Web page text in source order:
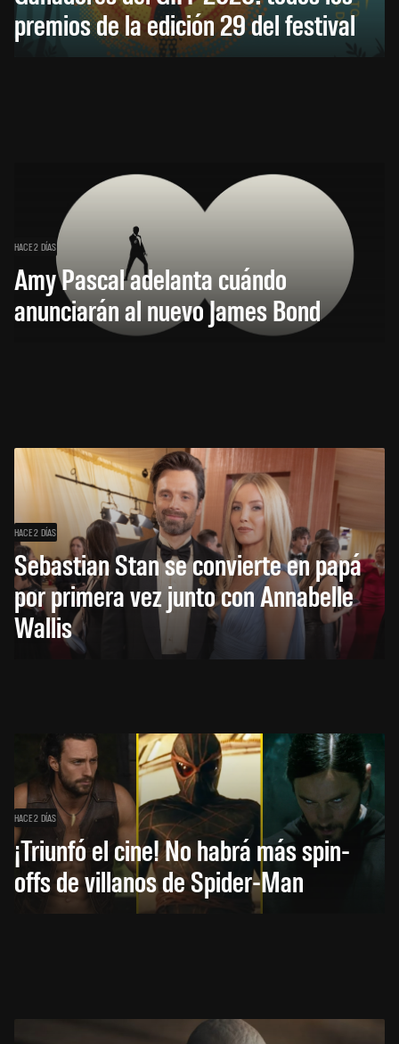
premios de la edición 29 del festival
HACE 2 DÍAS
Amy Pascal adelanta cuándo
anunciarán al nuevo James Bond
HACE 2 DÍAS
Sebastian Stan se convierte en papá
por primera vez junto con Annabelle
Wallis
HACE 2 DÍAS
¡Triunfó el cine! No habrá más spin-
offs de villanos de Spider-Man